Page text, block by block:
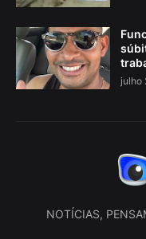
julho
NOTÍCIAS,